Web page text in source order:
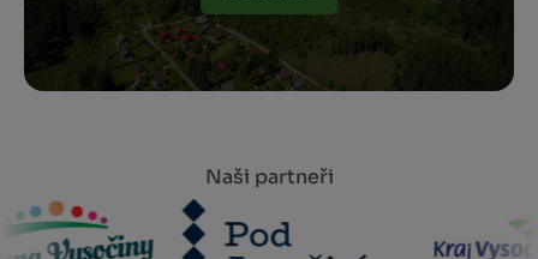
Naši partneři